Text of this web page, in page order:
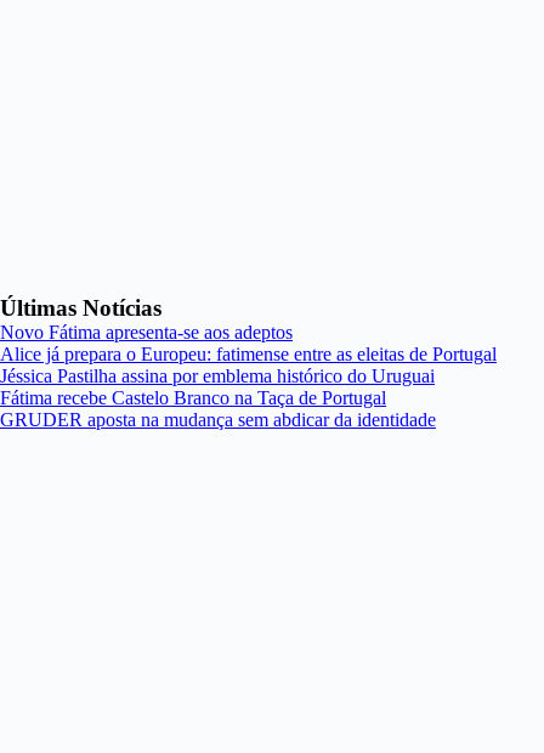
Últimas Notícias
Novo Fátima apresenta-se aos adeptos
Alice já prepara o Europeu: fatimense entre as eleitas de Portugal
Jéssica Pastilha assina por emblema histórico do Uruguai
Fátima recebe Castelo Branco na Taça de Portugal
GRUDER aposta na mudança sem abdicar da identidade